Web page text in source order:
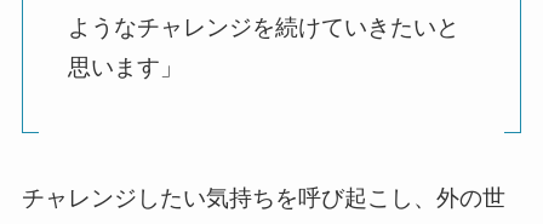
ようなチャレンジを続けていきたいと
思います」
チャレンジしたい気持ちを呼び起こし、外の世